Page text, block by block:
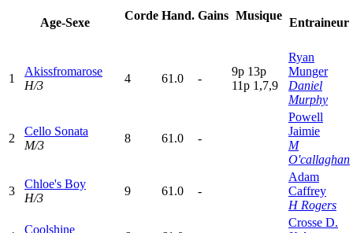
Age-Sexe
Corde Hand. Gains Musique
Entraineur
1
Akissfromarose
H/3
4 61.0 -
9p 13p
11p 1,7,9
Ryan
Munger
Daniel
Murphy
2
Cello Sonata
M/3
8 61.0 -
Powell
Jaimie
M
O'callaghan
3
Chloe's Boy
H/3
9 61.0 -
Adam
Caffrey
H Rogers
Coolshine
Crosse D.